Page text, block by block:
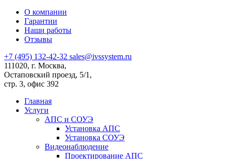
О компании
Гарантии
Наши работы
Отзывы
+7 (495) 132-42-32 sales@ivssystem.ru
111020, г. Москва,
Остаповский проезд, 5/1,
стр. 3, офис 392
Главная
Услуги
АПС и СОУЭ
Установка АПС
Установка СОУЭ
Видеонаблюдение
Проектирование АПС